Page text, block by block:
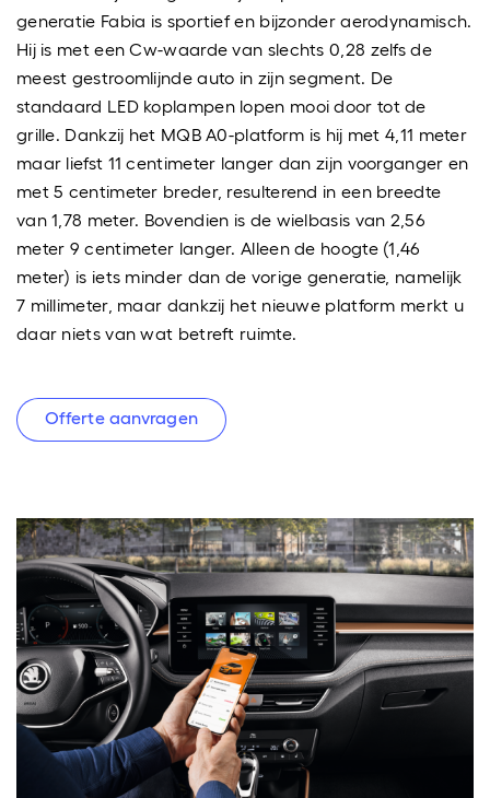
generatie Fabia is sportief en bijzonder aerodynamisch.
Hij is met een Cw-waarde van slechts 0,28 zelfs de
meest gestroomlijnde auto in zijn segment. De
standaard LED koplampen lopen mooi door tot de
grille. Dankzij het MQB A0-platform is hij met 4,11 meter
maar liefst 11 centimeter langer dan zijn voorganger en
met 5 centimeter breder, resulterend in een breedte
van 1,78 meter. Bovendien is de wielbasis van 2,56
meter 9 centimeter langer. Alleen de hoogte (1,46
meter) is iets minder dan de vorige generatie, namelijk
7 millimeter, maar dankzij het nieuwe platform merkt u
daar niets van wat betreft ruimte.
Offerte aanvragen